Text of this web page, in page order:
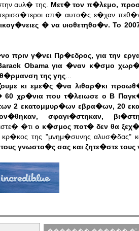
αυλ� της. Μετ� τον π�λεμο,
περισσ�τεροι απ� αυτο�ς ε�χαν
� να υιοθετηθο�ν. Το
γ�νει Πρ�εδρος, για την
Obama για �ναν κ�σμο
της γης
κι εμε�ς �να λιθαρ�κι
χρ�νια που τ�λειωσε ο Β
2 εκατομμυρ�ων εβρα�ων, 20
σφαγι�στηκαν,
�τι ο κ�σμος ποτ� δεν θα
της "μνημ�συνης αλυσ�δας"
γνωστο�ς σας και ζητε�στε